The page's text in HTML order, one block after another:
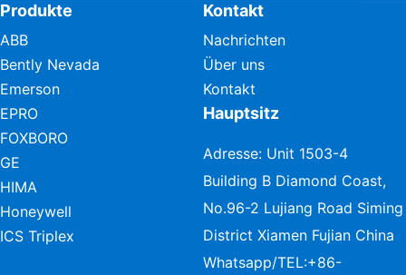
Produkte
ABB
Bently Nevada
Emerson
EPRO
FOXBORO
GE
HIMA
Honeywell
ICS Triplex
Kontakt
Nachrichten
Über uns
Kontakt
Hauptsitz
Adresse: Unit 1503-4
Building B Diamond Coast,
No.96-2 Lujiang Road Siming
District Xiamen Fujian China
Whatsapp/TEL:+86-